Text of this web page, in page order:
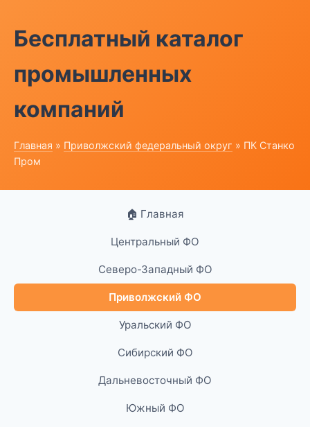
Бесплатный каталог
промышленных
компаний
Главная » Приволжский федеральный округ » ПК Станко
Пром
🏠 Главная
Центральный ФО
Северо-Западный ФО
Приволжский ФО
Уральский ФО
Сибирский ФО
Дальневосточный ФО
Южный ФО